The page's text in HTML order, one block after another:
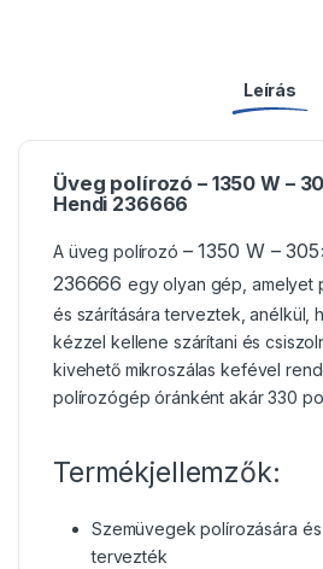
Leírás
Üveg polírozó– 1350 W –
Hendi 236666
A üveg polírozó – 1350 W –
236666egy olyan gép, amelyet
és szárítására terveztek, anélkül,
kézzel kellene szárítani és
kivehető mikroszálas kefével
polírozógép óránként akár 330
Termékjellemzők:
Szemüvegek polírozására és
tervezték